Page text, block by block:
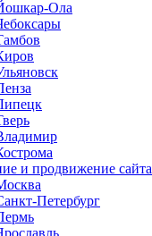
Ола
и продвижение сайта
Петербург